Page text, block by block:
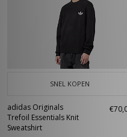
SNEL KOPEN
adidas Originals
Trefoil Essentials Knit
Sweatshirt